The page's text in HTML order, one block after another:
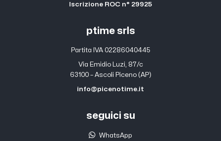
Iscrizione ROC n° 29925
ptime srls
Partita IVA 02286040445
Via Emidio Luzi, 87/c
63100 – Ascoli Piceno (AP)
info@picenotime.it
seguici su
WhatsApp